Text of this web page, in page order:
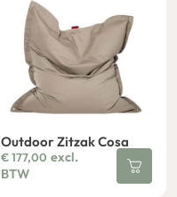
Outdoor Zitzak Cosa
€177,00 excl.
BTW